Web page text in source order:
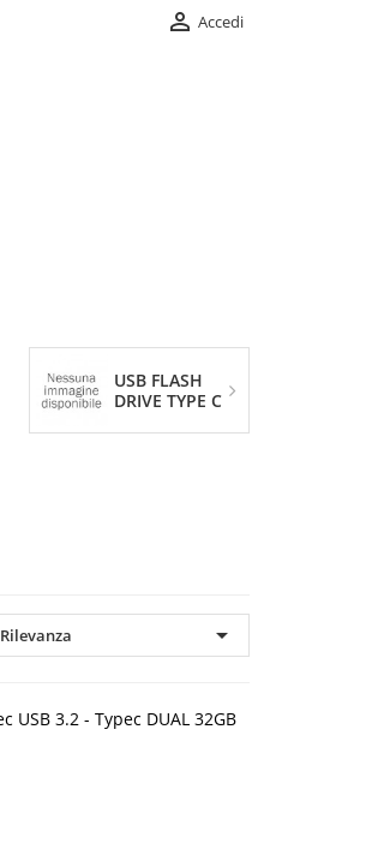
 Accedi
USB FLASH
DRIVE TYPE C
Rilevanza 